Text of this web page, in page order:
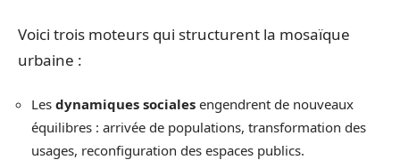
Voici trois moteurs qui structurent la mosaïque
urbaine :
Les dynamiques sociales engendrent de nouveaux
équilibres : arrivée de populations, transformation des
usages, reconfiguration des espaces publics.